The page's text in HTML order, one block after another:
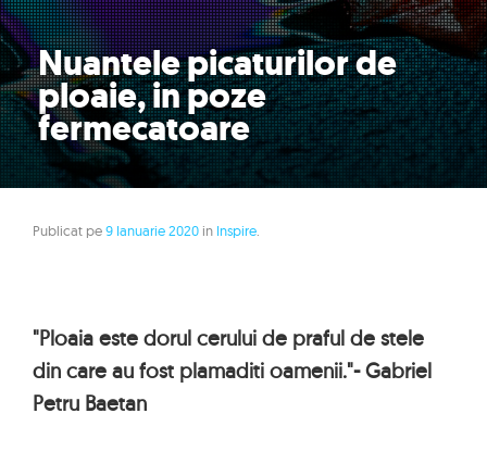
Nuantele picaturilor de
ploaie, in poze
fermecatoare
Publicat pe9 Ianuarie 2020 in Inspire
"Ploaia este dorul cerului de praful de stele
din care au fost plamaditi oamenii."- Gabriel
Petru Baetan